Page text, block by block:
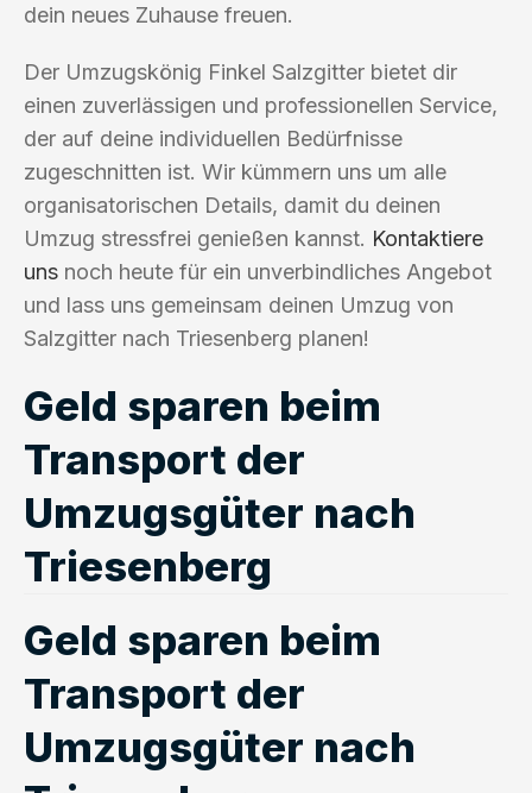
dein neues Zuhause freuen.
Der Umzugskönig Finkel Salzgitter bietet dir
einen zuverlässigen und professionellen Service,
der auf deine individuellen Bedürfnisse
zugeschnitten ist. Wir kümmern uns um alle
organisatorischen Details, damit du deinen
Umzug stressfrei genießen kannst. Kontaktiere
uns noch heute für ein unverbindliches Angebot
und lass uns gemeinsam deinen Umzug von
Salzgitter nach Triesenberg planen!
Geld sparen beim
Transport der
Umzugsgüter nach
Triesenberg
Geld sparen beim
Transport der
Umzugsgüter nach